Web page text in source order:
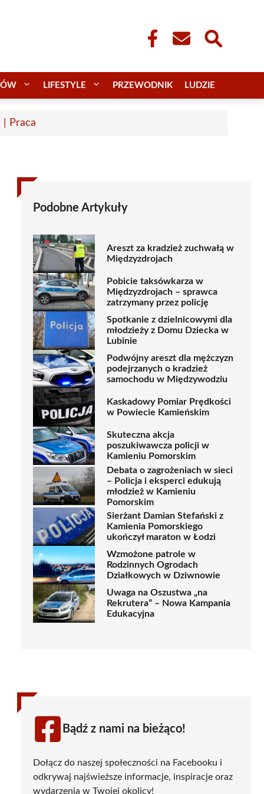
LIFESTYLE PRZEWODNIK LUDZIE
| Praca
Podobne Artykuły
Areszt za kradzież zuchwałą w
Międzyzdrojach
Pobicie taksówkarza w
Międzyzdrojach – sprawca
zatrzymany przez policję
Spotkanie z dzielnicowymi dla
młodzieży z Domu Dziecka w
Lubinie
Podwójny areszt dla mężczyzn
podejrzanych o kradzież
samochodu w Międzywodziu
Kaskadowy Pomiar Prędkości
w Powiecie Kamieńskim
Skuteczna akcja
poszukiwawcza policji w
Kamieniu Pomorskim
Debata o zagrożeniach w sieci
– Policja i eksperci edukują
młodzież w Kamieniu
Pomorskim
Sierżant Damian Stefański z
Kamienia Pomorskiego
ukończył maraton w Łodzi
Wzmożone patrole w
Rodzinnych Ogrodach
Działkowych w Dziwnowie
Uwaga na Oszustwa „na
Rekrutera” – Nowa Kampania
Edukacyjna
Bądź z nami na bieżąco!
Dołącz do naszej społeczności na Facebooku i
odkrywaj najświeższe informacje, inspiracje oraz
wydarzenia w Twojej okolicy!